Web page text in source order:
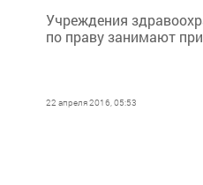
Учреждения
по праву занимают
22 апреля 2016, 05:53